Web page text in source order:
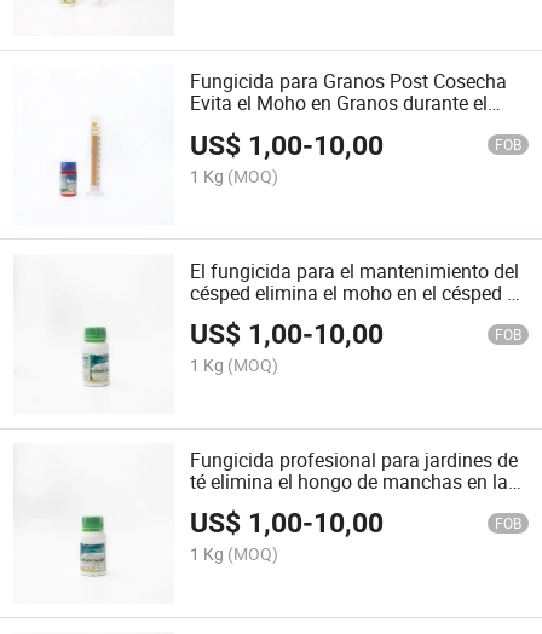
Fungicida para Granos Post Cosecha
Evita el Moho en Granos durante el
Almacenes
US$ 1,00-10,00 FOB
1 Kg (MOQ)
El fungicida para el mantenimiento del
césped elimina el moho en el césped de
estadios y parques
US$ 1,00-10,00 FOB
1 Kg (MOQ)
Fungicida profesional para jardines de
té elimina el hongo de manchas en las
hojas de los arbustos de té
US$ 1,00-10,00 FOB
1 Kg (MOQ)